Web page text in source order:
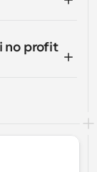
no profit